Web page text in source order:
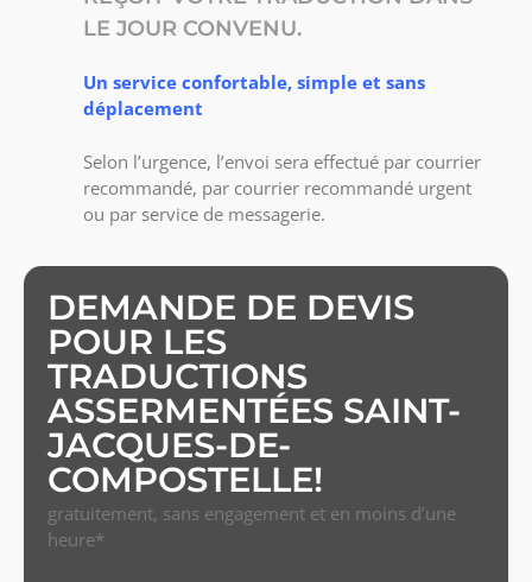
LE JOUR CONVENU.
Un service confortable, simple et sans
déplacement
Selon l’urgence, l’envoi sera effectué par courrier
recommandé, par courrier recommandé urgent
ou par service de messagerie.
DEMANDE DE DEVIS
POUR LES
TRADUCTIONS
ASSERMENTÉES SAINT-
JACQUES-DE-
COMPOSTELLE!
gratuitement, sans engagement et en moins d’une
heure*